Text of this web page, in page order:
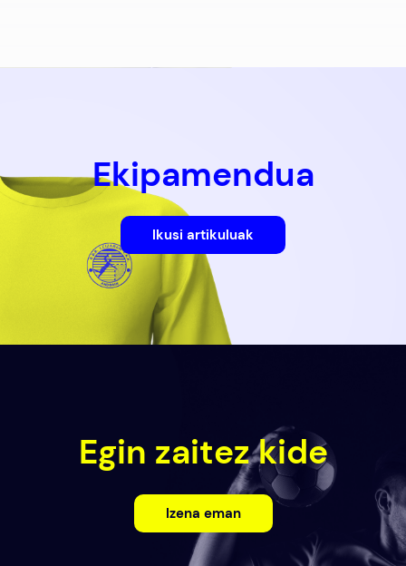
Ekipamendua
Ikusi artikuluak
Egin zaitez kide
Izena eman